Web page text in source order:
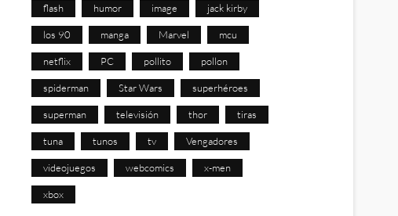
flash humor image jack kirby
los 90 manga Marvel mcu
netflix PC pollito pollon
spiderman Star Wars superhéroes
superman televisión thor tiras
tuna tunos tv Vengadores
videojuegos webcomics x-men
xbox